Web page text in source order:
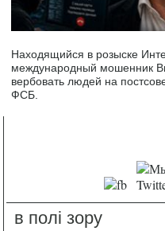
Находящийся в розыске
международный мошенник
вербовать людей на
ФСБ.
в полі зору